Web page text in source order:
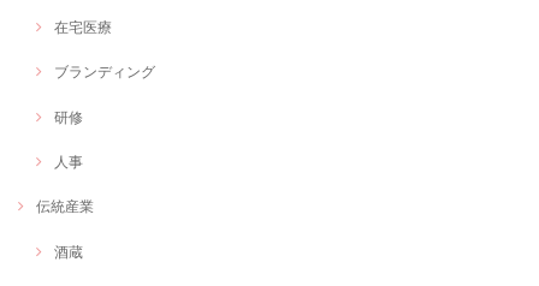
在宅医療
ブランディング
研修
人事
伝統産業
酒蔵